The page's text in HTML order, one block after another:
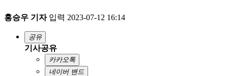
홍승우 기자 입력 2023-07-12 16:14
공유
기사공유
카카오톡
네이버 밴드